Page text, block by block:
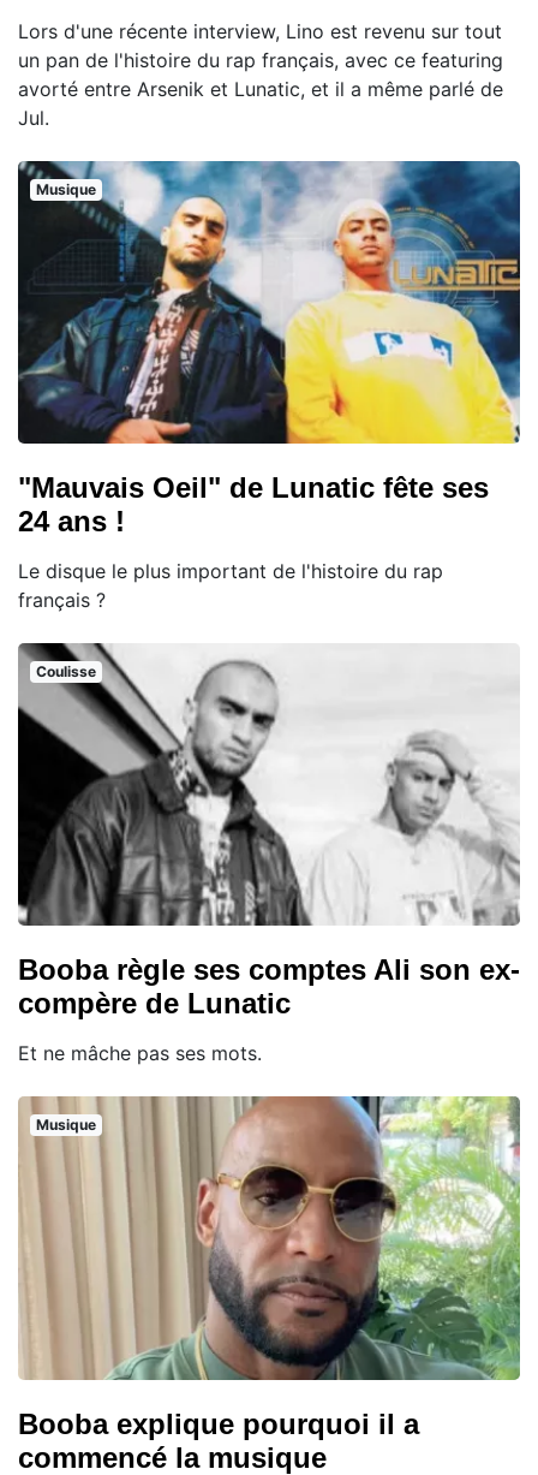
Lors d'une récente interview, Lino est revenu sur tout
un pan de l'histoire du rap français, avec ce featuring
avorté entre Arsenik et Lunatic, et il a même parlé de
Jul.
Musique
"Mauvais Oeil" de Lunatic fête ses
24 ans !
Le disque le plus important de l'histoire du rap
français ?
Coulisse
Booba règle ses comptes Ali son ex-
compère de Lunatic
Et ne mâche pas ses mots.
Musique
Booba explique pourquoi il a
commencé la musique